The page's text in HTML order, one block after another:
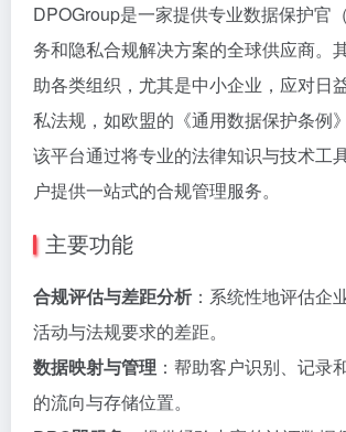
DPOGroup是一家提供专业数据保护官
务和隐私合规解决方案的全球供应商。
助各类组织，尤其是中小企业，应对日
私法规，如欧盟的《通用数据保护条例
该平台通过将专业的法律知识与技术工
户提供一站式的合规管理服务。
主要功能
合规评估与差距分析 ：系统性地评估企
活动与法规要求的差距。
数据映射与管理 ：帮助客户识别、记录
的流向与存储位置。